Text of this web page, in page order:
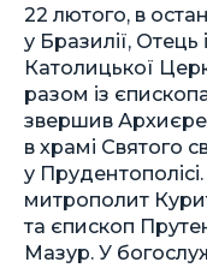
22 лютого, в
у Бразилії, Отець
Католицької
разом із
звершив
в храмі Святого
у
митрополит
та єпископ
Мазур. У